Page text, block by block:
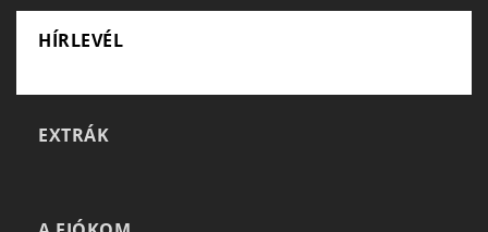
HÍRLEVÉL
EXTRÁK